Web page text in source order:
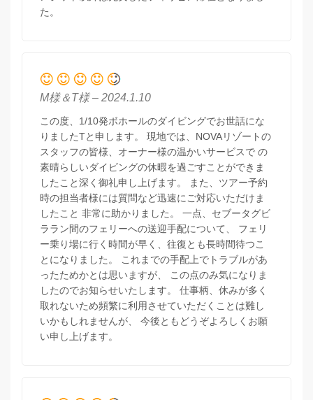
た。
M様＆T様 – 2024.1.10
この度、1/10発ボホールのダイビングでお世話にな
りましたTと申します。 現地では、NOVAリゾートの
スタッフの皆様、オーナー様の温かいサービスで の
素晴らしいダイビングの休暇を過ごすことができま
したこと深く御礼申し上げます。 また、ツアー予約
時の担当者様には質問など迅速にご対応いただけま
したこと 非常に助かりました。 一点、セブータグビ
ララン間のフェリーへの送迎手配について、 フェリ
ー乗り場に行く時間が早く、往復とも長時間待つこ
とになりました。 これまでの手配上でトラブルがあ
ったためかとは思いますが、 この点のみ気になりま
したのでお知らせいたします。 仕事柄、休みが多く
取れないため頻繁に利用させていただくことは難し
いかもしれませんが、 今後ともどうぞよろしくお願
い申し上げます。